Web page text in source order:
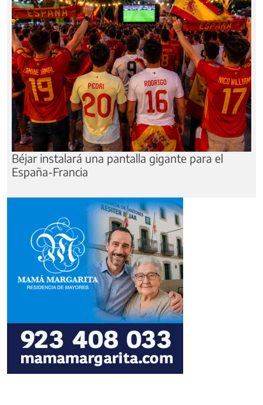
Béjar instalará una pantalla gigante para el
España-Francia